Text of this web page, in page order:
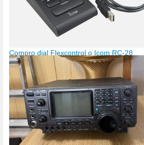
Compro dial Flexcontrol o Icom RC-28